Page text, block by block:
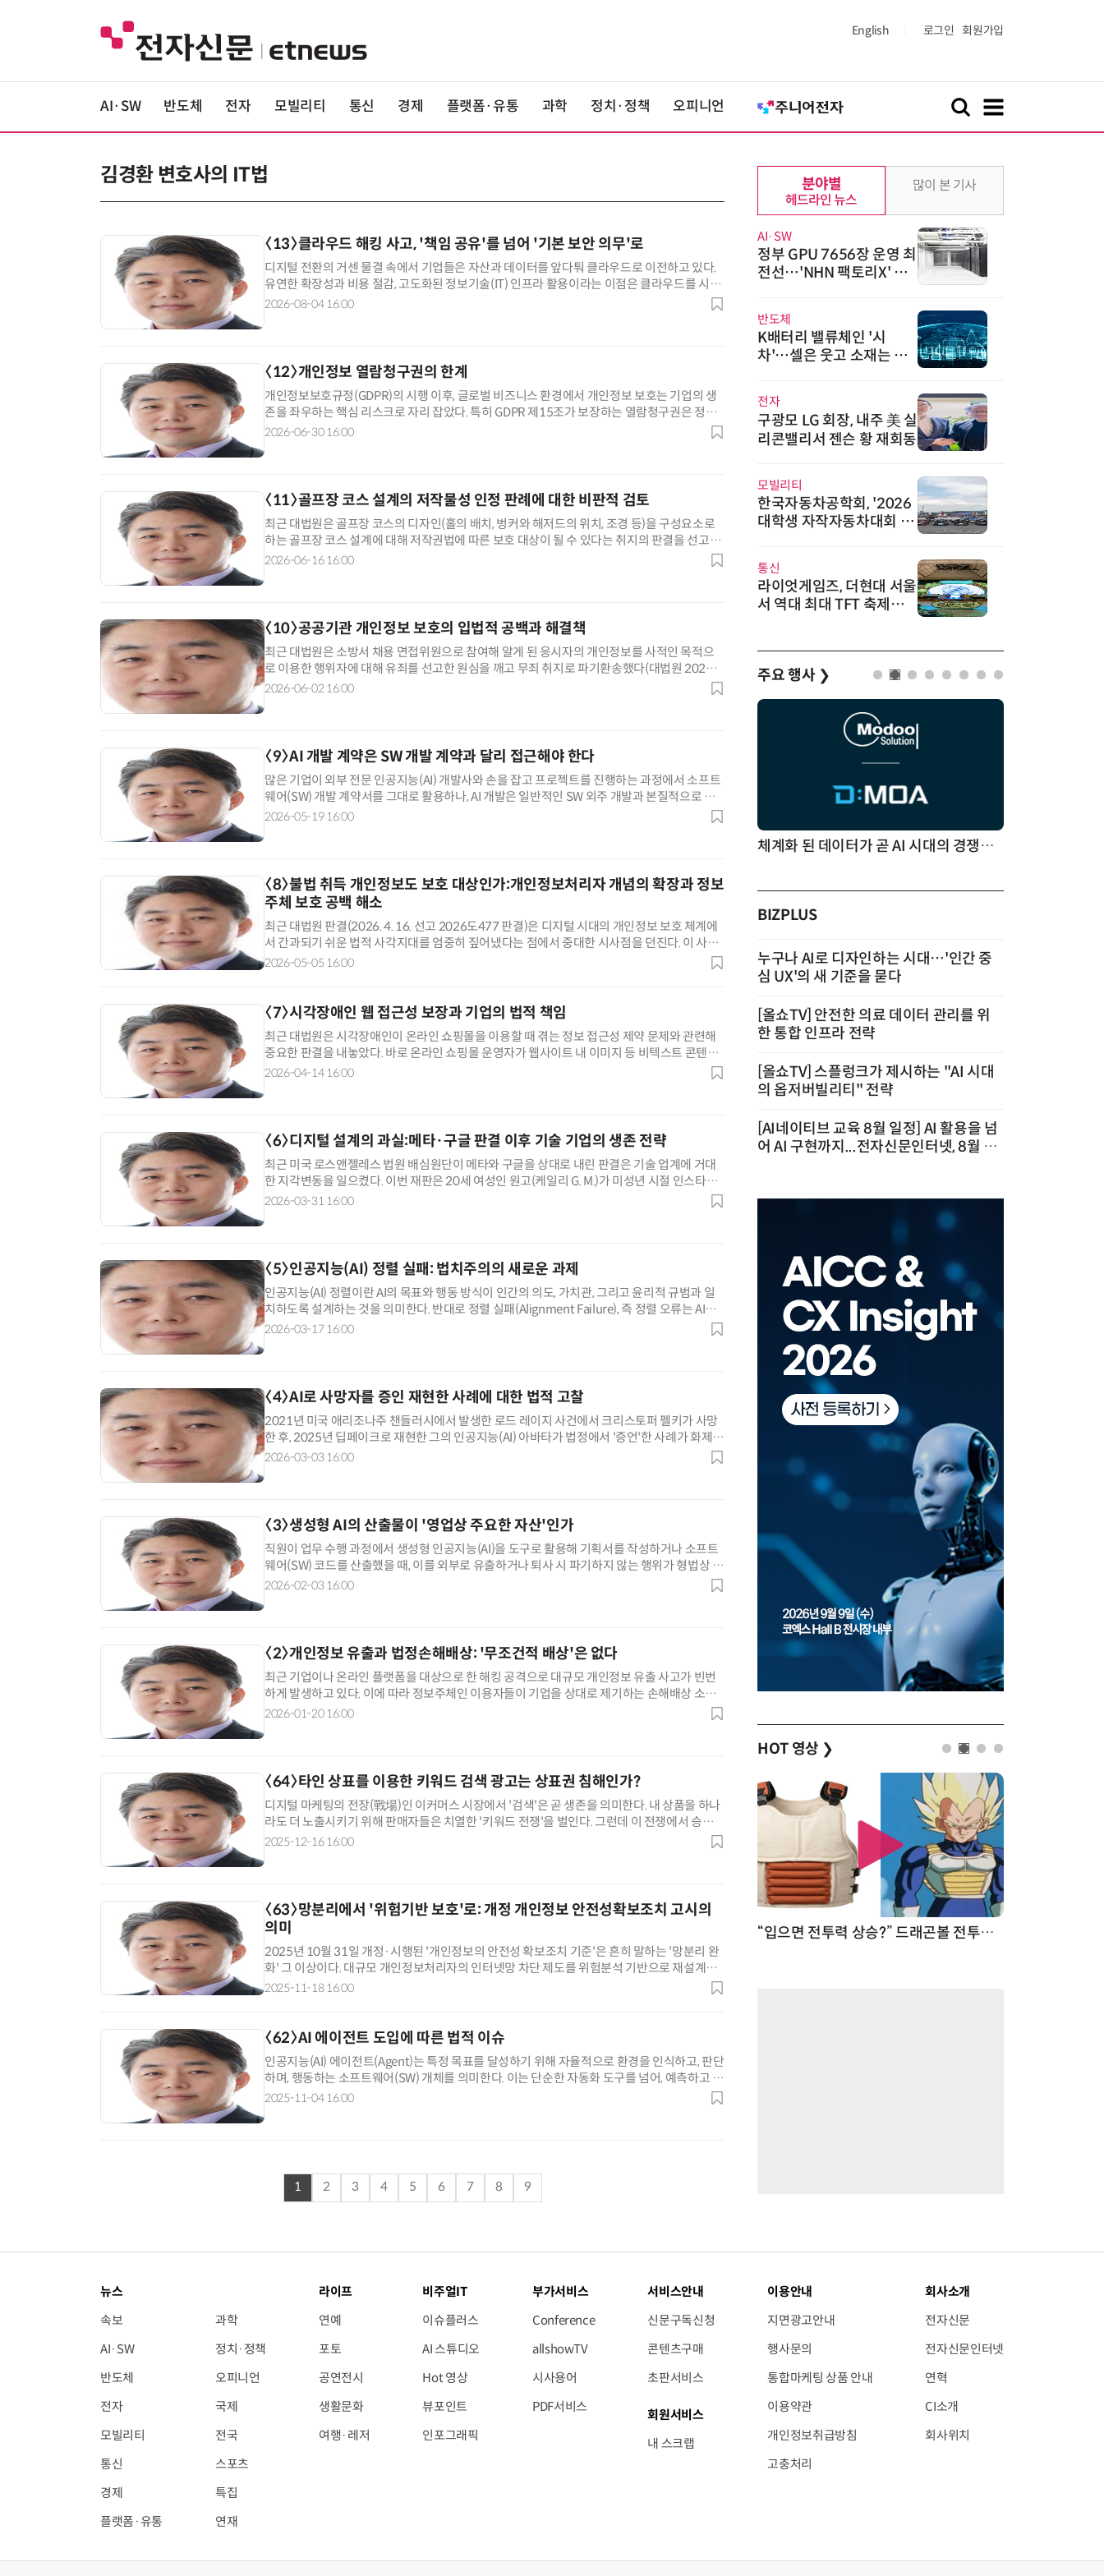
English 로그인 회원가입
AI·SW 반도체 전자 모빌리티 통신 경제 플랫폼·유통 과학 정치·정책 오피니언
김경환 변호사의 IT법
〈13〉클라우드 해킹 사고, '책임 공유'를 넘어 '기본 보안 의무'로
디지털 전환의 거센 물결 속에서 기업들은 자산과 데이터를 앞다퉈 클라우드로 이전하고 있다.
유연한 확장성과 비용 절감, 고도화된 정보기술(IT) 인프라 활용이라는 이점은 클라우드를 시대
의 필수재로 만들었다. 그러나 최근 클라우드 환경을 노린 사이버 침해 사고가 빈번하게 발생하
2026-08-04 16:00
〈12〉개인정보 열람청구권의 한계
개인정보보호규정(GDPR)의 시행 이후, 글로벌 비즈니스 환경에서 개인정보 보호는 기업의 생
존을 좌우하는 핵심 리스크로 자리 잡았다. 특히 GDPR 제15조가 보장하는 열람청구권은 정보
주체가 자신의 데이터 통제권을 행사할 수 있는 가장 강력한 무기였다. 그러나 최근 유럽 전역에
2026-06-30 16:00
〈11〉골프장 코스 설계의 저작물성 인정 판례에 대한 비판적 검토
최근 대법원은 골프장 코스의 디자인(홀의 배치, 벙커와 해저드의 위치, 조경 등)을 구성요소로
하는 골프장 코스 설계에 대해 저작권법에 따른 보호 대상이 될 수 있다는 취지의 판결을 선고했
다(대법원 2026. 2. 26. 선고 2024다229671 판결). 대법원은 골프코스가 강력한 지형적·기능
2026-06-16 16:00
〈10〉공공기관 개인정보 보호의 입법적 공백과 해결책
최근 대법원은 소방서 채용 면접위원으로 참여해 알게 된 응시자의 개인정보를 사적인 목적으
로 이용한 행위자에 대해 유죄를 선고한 원심을 깨고 무죄 취지로 파기환송했다(대법원 2026.
3. 12. 선고 2025도10321 판결). 면접과정에서 취득한 전화번호로 사적 연락을 취한 위반 행위
2026-06-02 16:00
〈9〉AI 개발 계약은 SW 개발 계약과 달리 접근해야 한다
많은 기업이 외부 전문 인공지능(AI) 개발사와 손을 잡고 프로젝트를 진행하는 과정에서 소프트
웨어(SW) 개발 계약서를 그대로 활용하나, AI 개발은 일반적인 SW 외주 개발과 본질적으로 구
조가 다르다. 일반 SW가 기획된 기능에 맞추어 소스코드를 작성하는 일방향적 작업이라면, AI
2026-05-19 16:00
〈8〉불법 취득 개인정보도 보호 대상인가:개인정보처리자 개념의 확장과 정보
주체 보호 공백 해소
최근 대법원 판결(2026. 4. 16. 선고 2026도477 판결)은 디지털 시대의 개인정보 보호 체계에
서 간과되기 쉬운 법적 사각지대를 엄중히 짚어냈다는 점에서 중대한 시사점을 던진다. 이 사건
의 핵심 쟁점은 해킹이나 불법 유통 등 부정한 방법으로 취득한 개인정보를
2026-05-05 16:00
〈7〉시각장애인 웹 접근성 보장과 기업의 법적 책임
최근 대법원은 시각장애인이 온라인 쇼핑몰을 이용할 때 겪는 정보 접근성 제약 문제와 관련해
중요한 판결을 내놓았다. 바로 온라인 쇼핑몰 운영자가 웹사이트 내 이미지 등 비텍스트 콘텐츠
에 대해 '대체 텍스트'를 제공하지 않은 행위를 장애인차별금지법상 '차별'로 명확히 인
2026-04-14 16:00
〈6〉디지털 설계의 과실:메타·구글 판결 이후 기술 기업의 생존 전략
최근 미국 로스앤젤레스 법원 배심원단이 메타와 구글을 상대로 내린 판결은 기술 업계에 거대
한 지각변동을 일으켰다. 이번 재판은 20세 여성인 원고(케일리 G. M.)가 미성년 시절 인스타그
램과 유튜브의 무한 스크롤, 끊임없는 알림 등 중독적인 설계로 인해 심각한 신체
2026-03-31 16:00
〈5〉인공지능(AI) 정렬 실패: 법치주의의 새로운 과제
인공지능(AI) 정렬이란 AI의 목표와 행동 방식이 인간의 의도, 가치관, 그리고 윤리적 규범과 일
치하도록 설계하는 것을 의미한다. 반대로 정렬 실패(Alignment Failure), 즉 정렬 오류는 AI가
인간의 통제를 벗어나 예상치 못한, 혹은 유해한 방식으로 목
2026-03-17 16:00
〈4〉AI로 사망자를 증인 재현한 사례에 대한 법적 고찰
2021년 미국 애리조나주 챈들러시에서 발생한 로드 레이지 사건에서 크리스토퍼 펠키가 사망
한 후, 2025년 딥페이크로 재현한 그의 인공지능(AI) 아바타가 법정에서 '증언'한 사례가 화제가
됐다. 이는 AI가 사망한 피해자의 목소리를 재현해 피해자 진술을 한 최초의
2026-03-03 16:00
〈3〉생성형 AI의 산출물이 '영업상 주요한 자산'인가
직원이 업무 수행 과정에서 생성형 인공지능(AI)을 도구로 활용해 기획서를 작성하거나 소프트
웨어(SW) 코드를 산출했을 때, 이를 외부로 유출하거나 퇴사 시 파기하지 않는 행위가 형법상 업
무상배임죄를 구성하는지는 디지털 전환기를 맞이한 기업 법무의 최전선에 있는 쟁점이
2026-02-03 16:00
〈2〉개인정보 유출과 법정손해배상: '무조건적 배상'은 없다
최근 기업이나 온라인 플랫폼을 대상으로 한 해킹 공격으로 대규모 개인정보 유출 사고가 빈번
하게 발생하고 있다. 이에 따라 정보주체인 이용자들이 기업을 상대로 제기하는 손해배상 소송
도 늘어나고 있는데, 특히 피해자가 실제 발생한 손해액을 구체적으로 입증하지 않아도 배상을
2026-01-20 16:00
〈64〉타인 상표를 이용한 키워드 검색 광고는 상표권 침해인가?
디지털 마케팅의 전장(戰場)인 이커머스 시장에서 '검색'은 곧 생존을 의미한다. 내 상품을 하나
라도 더 노출시키기 위해 판매자들은 치열한 '키워드 전쟁'을 벌인다. 그런데 이 전쟁에서 승리하
기 위해 경쟁사의 유명한 브랜드명을 슬쩍 나의 검색 키워드로 끼워 넣는 행위는
2025-12-16 16:00
〈63〉망분리에서 '위험기반 보호'로: 개정 개인정보 안전성확보조치 고시의
의미
2025년 10월 31일 개정·시행된 '개인정보의 안전성 확보조치 기준'은 흔히 말하는 '망분리 완
화' 그 이상이다. 대규모 개인정보처리자의 인터넷망 차단 제도를 위험분석 기반으로 재설계하
고, 플랫폼·오픈마켓 생태계 전반으로 접근통제·접속기록 의무를 확장하며, 내부관리
2025-11-18 16:00
〈62〉AI 에이전트 도입에 따른 법적 이슈
인공지능(AI) 에이전트(Agent)는 특정 목표를 달성하기 위해 자율적으로 환경을 인식하고, 판단
하며, 행동하는 소프트웨어(SW) 개체를 의미한다. 이는 단순한 자동화 도구를 넘어, 예측하고 학
습하며 독립적으로 임무를 수행한다는 점에서 기존 기술과 구별되고, 이 자율
2025-11-04 16:00
1 2 3 4 5 6 7 8 9
분야별
헤드라인 뉴스
AI·SW
정부 GPU 7656장 운영 최
전선…'NHN 팩토리X' 가
반도체
K배터리 밸류체인 '시
차'…셀은 웃고 소재는 아
전자
구광모 LG 회장, 내주 美 실
리콘밸리서 젠슨 황 재회동
모빌리티
한국자동차공학회, '2026
대학생 자작자동차대회 포
통신
라이엇게임즈, 더현대 서울
서 역대 최대 TFT 축제…
많이 본 기사
주요 행사 ❯
체계화 된 데이터가 곧 AI 시대의 경쟁력이다
BIZPLUS
누구나 AI로 디자인하는 시대…'인간 중
심 UX'의 새 기준을 묻다
[올쇼TV] 안전한 의료 데이터 관리를 위
한 통합 인프라 전략
[올쇼TV] 스플렁크가 제시하는 "AI 시대
의 옵저버빌리티" 전략
[AI네이티브 교육 8월 일정] AI 활용을 넘
어 AI 구현까지...전자신문인터넷, 8월 실
HOT 영상 ❯
“입으면 전투력 상승?” 드래곤볼 전투복 닮은 중량조끼
뉴스
속보
AI·SW
반도체
전자
모빌리티
통신
경제
플랫폼·유통
과학
정치·정책
오피니언
국제
전국
스포츠
특집
연재
라이프
연예
포토
공연전시
생활문화
여행·레저
비주얼IT
이슈플러스
AI 스튜디오
Hot 영상
뷰포인트
인포그래픽
부가서비스
Conference
allshowTV
시사용어
PDF서비스
서비스안내
신문구독신청
콘텐츠구매
초판서비스
회원서비스
내 스크랩
이용안내
지면광고안내
행사문의
통합마케팅 상품 안내
이용약관
개인정보취급방침
고충처리
회사소개
전자신문
전자신문인터넷
연혁
CI소개
회사위치